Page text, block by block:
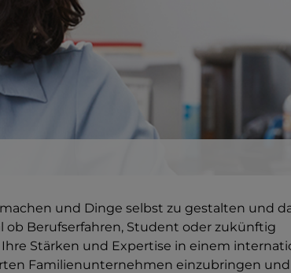
und Dinge selbst zu gestalten und
ob Berufserfahren, Student oder zukünftig
Stärken und Expertise in einem
Familienunternehmen einzubringen